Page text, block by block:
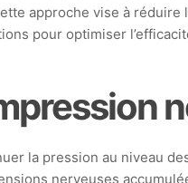
approche vise à
pour optimiser
la pression au niveau
nerveuses